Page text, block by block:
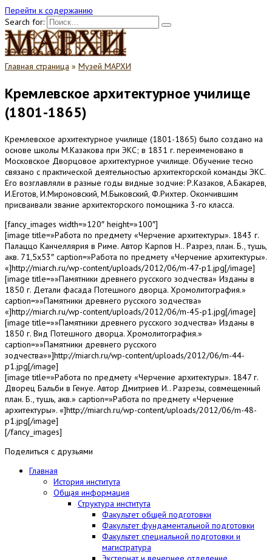
Перейти к содержанию
Search for:
Главная страница » Музей МАРХИ
Кремлевское архитектурное училище
(1801-1865)
Кремлевское архитектурное училище (1801-1865) было создано на
основе школы М.Казакова при ЭКС; в 1831 г. переименовано в
Московское Дворцовое архитектурное училище. Обучение тесно
связано с практической деятельностью архитекторской команды ЭКС.
Его возглавляли в разные годы видные зодчие: Р.Казаков, А.Бакарев,
И.Еготов, И.Мироновский, М.Быковский, Ф.Рихтер. Окончившим
присваивали звание архитекторского помощника 3-го класса.
[fancy_images width=»120″ height=»100″]
[image title=»Работа по предмету «Черчение архитектуры». 1843 г.
Палаццо Канчеллярия в Риме. Автор Карпов Н.. Разрез, план. Б., тушь,
акв. 71,5х53″ caption=»Работа по предмету «Черчение архитектуры».
«]http://miarch.ru/wp-content/uploads/2012/06/m-47-p1.jpg[/image]
[image title=»»Памятники древнего русского зодчества» Изданы в
1850 г. Детали фасада Потешного дворца. Хромолитография.»
caption=»»Памятники древнего русского зодчества»
«]http://miarch.ru/wp-content/uploads/2012/06/m-45-p1.jpg[/image]
[image title=»»Памятники древнего русского зодчества» Изданы в
1850 г. Вид Потешного дворца. Хромолитография.»
caption=»»Памятники древнего русского
зодчества»»]http://miarch.ru/wp-content/uploads/2012/06/m-44-
p1.jpg[/image]
[image title=»Работа по предмету «Черчение архитектуры». 1847 г.
Дворец Бальби в Генуе. Автор Дмитриев И.. Разрезы, совмещенный
план. Б., тушь, акв.» caption=»Работа по предмету «Черчение
архитектуры». «]http://miarch.ru/wp-content/uploads/2012/06/m-48-
p1.jpg[/image]
[/fancy_images]
Поделиться с друзьями
Главная
История института
Общая информация
Структура института
Факультет общей подготовки
Факультет фундаментальной подготовки
Факультет специальной подготовки и
магистратура